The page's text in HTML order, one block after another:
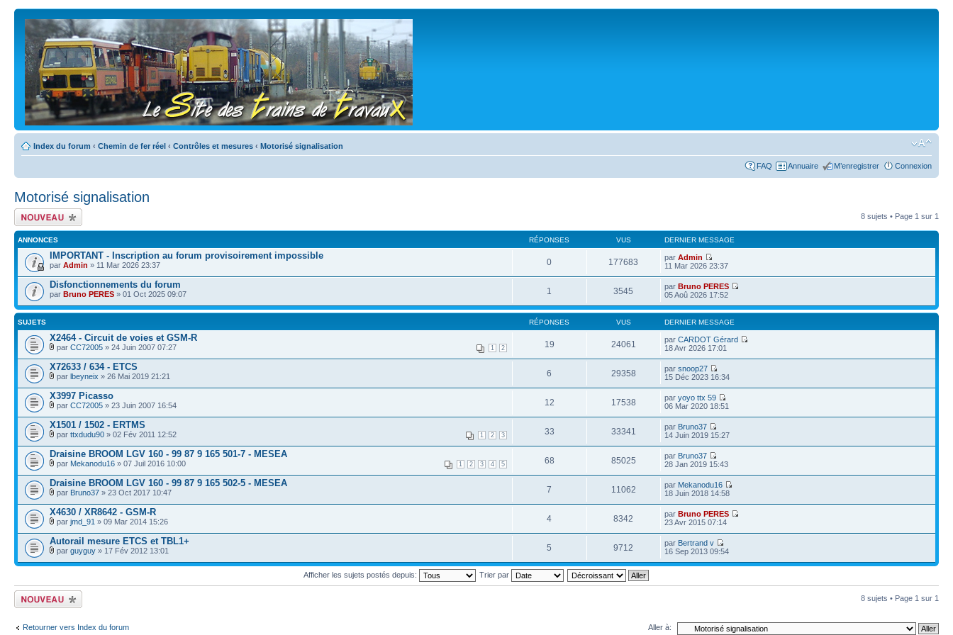
Index du forum ‹ Chemin de fer réel ‹ Contrôles et mesures ‹ Motorisé signalisation
FAQ Annuaire M’enregistrer Connexion
Motorisé signalisation
Écrire un nouveau
sujet
8 sujets • Page 1 sur 1
ANNONCES RÉPONSES VUS DERNIER MESSAGE
IMPORTANT - Inscription au forum provisoirement impossible
par Admin » 11 Mar 2026 23:37 0 177683 parAdmin
11 Mar 2026 23:37
Disfonctionnements du forum
par Bruno PERES » 01 Oct 2025 09:07 1 3545 parBruno PERES
05 Aoû 2026 17:52
SUJETS RÉPONSES VUS DERNIER MESSAGE
X2464 - Circuit de voies et GSM-R
1 2
par CC72005 » 24 Juin 2007 07:27 19 24061 parCARDOT Gérard
18 Avr 2026 17:01
X72633 / 634 - ETCS
par lbeyneix » 26 Mai 2019 21:21 6 29358 parsnoop27
15 Déc 2023 16:34
X3997 Picasso
par CC72005 » 23 Juin 2007 16:54 12 17538 paryoyo ttx 59
06 Mar 2020 18:51
X1501 / 1502 - ERTMS
1 2 3
par ttxdudu90 » 02 Fév 2011 12:52 33 33341 par Bruno37
14 Juin 2019 15:27
Draisine BROOM LGV 160 - 99 87 9 165 501-7 - MESEA
1 2 3 4 5
par Mekanodu16 » 07 Juil 2016 10:00 68 85025 par Bruno37
28 Jan 2019 15:43
Draisine BROOM LGV 160 - 99 87 9 165 502-5 - MESEA
par Bruno37 » 23 Oct 2017 10:47 7 11062 par Mekanodu16
18 Juin 2018 14:58
X4630 / XR8642 - GSM-R
par jmd_91 » 09 Mar 2014 15:26 4 8342 parBruno PERES
23 Avr 2015 07:14
Autorail mesure ETCS et TBL1+
par guyguy » 17 Fév 2012 13:01 5 9712 par Bertrand v
16 Sep 2013 09:54
Afficher les sujets postés depuis: Trier par
Écrire un nouveau
sujet
8 sujets • Page 1 sur 1
Retourner vers Index du forum Aller à: